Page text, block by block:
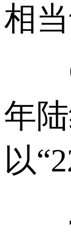
相
年
以
二